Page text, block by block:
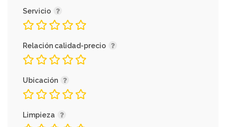
Servicio
Relación calidad-precio
Ubicación
Limpieza